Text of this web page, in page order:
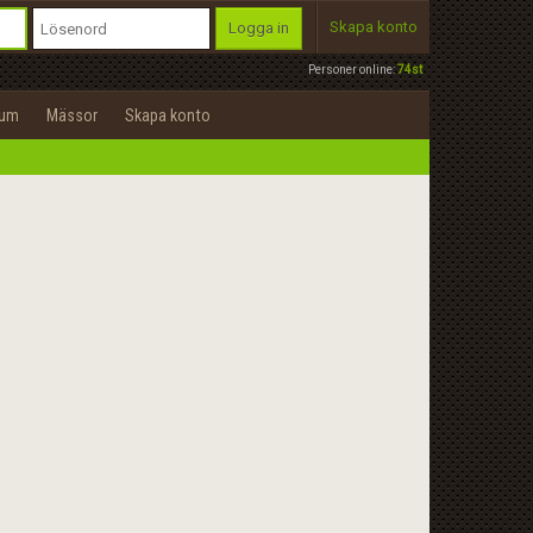
Personer online:74st
Logga in Skapa konto
Mässor Skapa konto